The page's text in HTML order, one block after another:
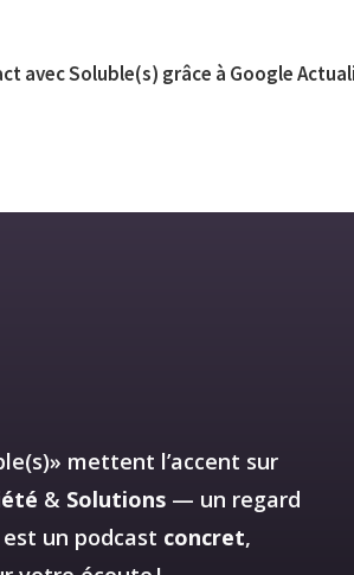
avec Soluble(s) grâce à Google
mettent l’accent sur
& Solutions — un regard
un podcast concret,